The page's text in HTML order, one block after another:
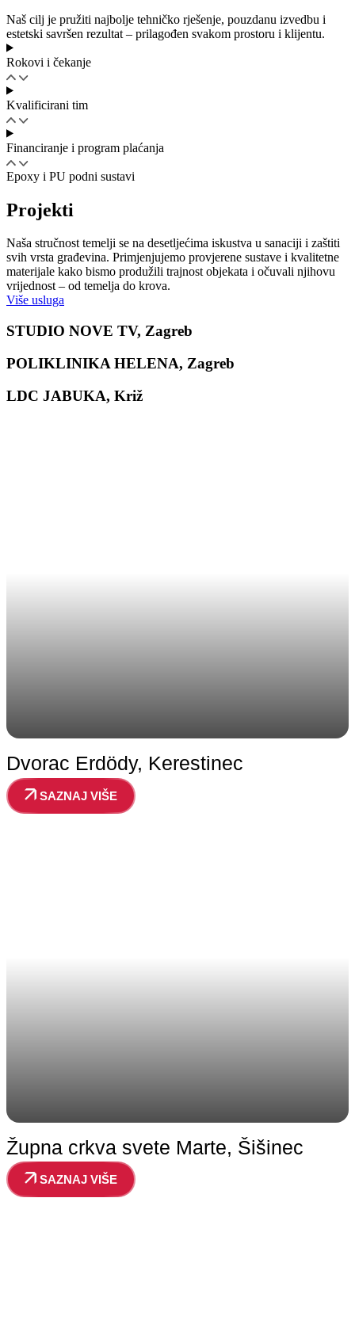
Naš cilj je pružiti najbolje tehničko rješenje, pouzdanu izvedbu i
estetski savršen rezultat – prilagođen svakom prostoru i klijentu.
Rokovi i čekanje
Kvalificirani tim
Financiranje i program plaćanja
Epoxy i PU podni sustavi
Projekti
Naša stručnost temelji se na desetljećima iskustva u sanaciji i zaštiti
svih vrsta građevina. Primjenjujemo provjerene sustave i kvalitetne
materijale kako bismo produžili trajnost objekata i očuvali njihovu
vrijednost – od temelja do krova.
Više usluga
STUDIO NOVE TV, Zagreb
POLIKLINIKA HELENA, Zagreb
LDC JABUKA, Križ
Dvorac Erdödy, Kerestinec
SAZNAJ VIŠE
Župna crkva svete Marte, Šišinec
SAZNAJ VIŠE